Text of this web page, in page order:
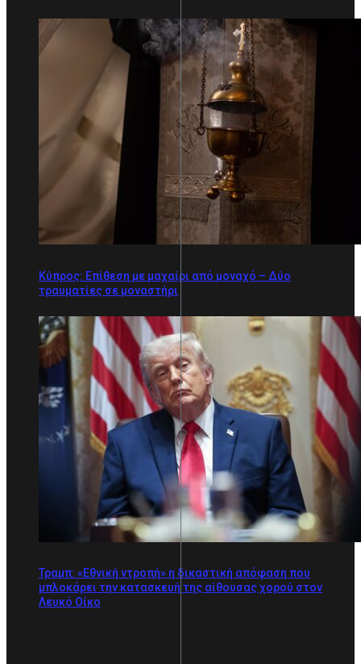
Κύπρος: Επίθεση με μαχαίρι από μοναχό – Δύο
τραυματίες σε μοναστήρι
Τραμπ: «Εθνική ντροπή» η δικαστική απόφαση που
μπλοκάρει την κατασκευή της αίθουσας χορού στον
Λευκό Οίκο